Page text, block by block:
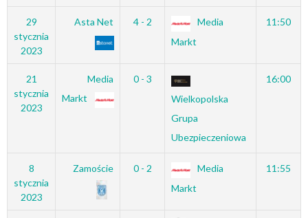
29
stycznia
2023
Asta Net 4 - 2
Media
Markt
11:50
21
stycznia
2023
Media
Markt
0 - 3
Wielkopolska
Grupa
Ubezpieczeniowa
16:00
8
stycznia
2023
Zamoście 0 - 2
Media
Markt
11:55